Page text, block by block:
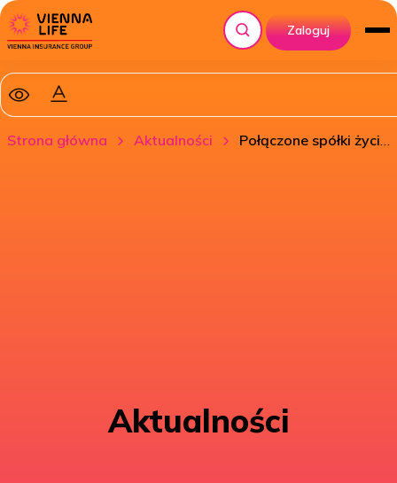
Szukaj
Zaloguj
Strona główna Aktualności Połączone spółki życiowe Grupy VIG będą działać pod marką Vienna Life
Aktualności